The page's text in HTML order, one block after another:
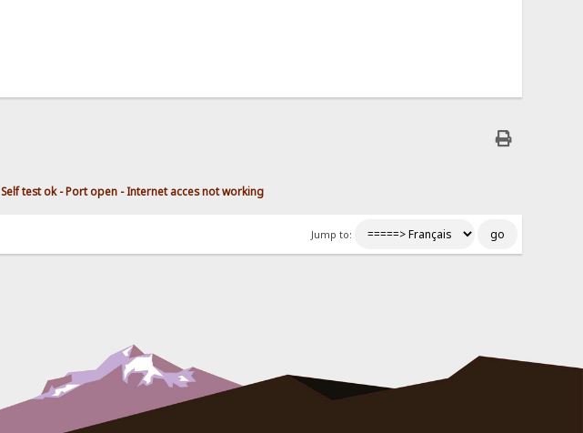
Self test ok - Port open - Internet acces not working
Jump to: